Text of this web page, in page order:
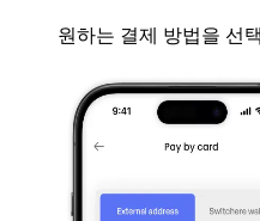
원하는 결제 방법을 선